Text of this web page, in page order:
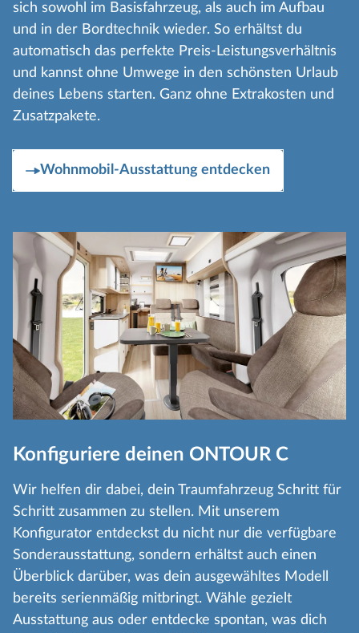
sich sowohl im Basisfahrzeug, als auch im Aufbau
und in der Bordtechnik wieder. So erhältst du
automatisch das perfekte Preis-Leistungsverhältnis
und kannst ohne Umwege in den schönsten Urlaub
deines Lebens starten. Ganz ohne Extrakosten und
Zusatzpakete.
Wohnmobil-Ausstattung entdecken
Konfiguriere deinen ONTOUR C
Wir helfen dir dabei, dein Traumfahrzeug Schritt für
Schritt zusammen zu stellen. Mit unserem
Konfigurator entdeckst du nicht nur die verfügbare
Sonderausstattung, sondern erhältst auch einen
Überblick darüber, was dein ausgewähltes Modell
bereits serienmäßig mitbringt. Wähle gezielt
Ausstattung aus oder entdecke spontan, was dich